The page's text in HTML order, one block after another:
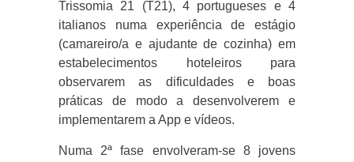
Trissomia 21 (T21), 4 portugueses e 4
italianos numa experiência de estágio
(camareiro/a e ajudante de cozinha) em
estabelecimentos hoteleiros para
observarem as dificuldades e boas
práticas de modo a desenvolverem e
implementarem a App e vídeos.
Numa 2ª fase envolveram-se 8 jovens